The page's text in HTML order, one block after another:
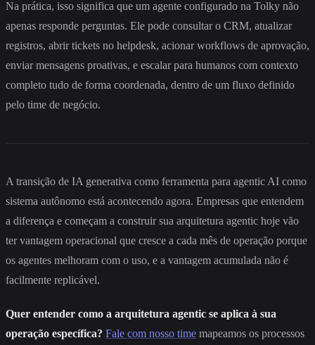
Na prática, isso significa que um agente configurado na Tolky não
apenas responde perguntas. Ele pode consultar o CRM, atualizar
registros, abrir tickets no helpdesk, acionar workflows de aprovação,
enviar mensagens proativas, e escalar para humanos com contexto
completo tudo de forma coordenada, dentro de um fluxo definido
pelo time de negócio.
A transição de IA generativa como ferramenta para agentic AI como
sistema autônomo está acontecendo agora. Empresas que entendem
a diferença e começam a construir sua arquitetura agentic hoje vão
ter vantagem operacional que cresce a cada mês de operação porque
os agentes melhoram com o uso, e a vantagem acumulada não é
facilmente replicável.
Quer entender como a arquitetura agentic se aplica à sua
operação específica? Fale com nosso time mapeamos os processos